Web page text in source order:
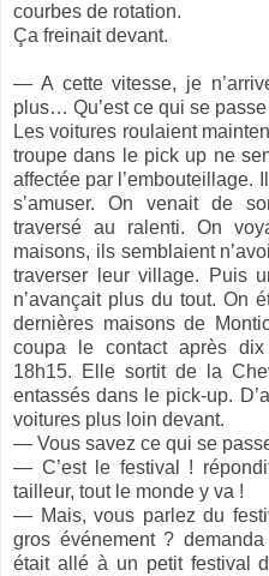
courbes de rotation.
Ça freinait devant.
— A cette vitesse, je
plus… Qu’est ce qui se
Les voitures roulaient
troupe dans le pick up ne
affectée par l’embouteillage.
s’amuser. On venait de
traversé au ralenti. On
maisons, ils semblaient
traverser leur village. Puis
n’avançait plus du tout. On
dernières maisons de
coupa le contact après
18h15. Elle sortit de la
entassés dans le pick-up.
voitures plus loin devant.
— Vous savez ce qui se
— C’est le festival !
tailleur, tout le monde y va !
— Mais, vous parlez du
gros événement ?
était allé à un petit festival